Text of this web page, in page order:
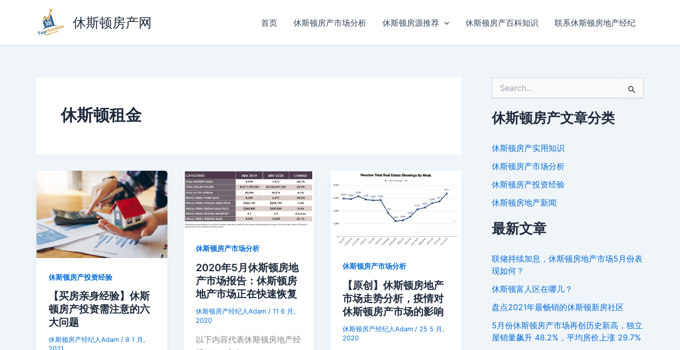
容
休斯顿房产网 首页 休斯顿房产市场分析 休斯顿房源推荐 休斯顿房产百科知识 联系休斯顿房地产经纪
休斯顿租金
休斯顿房产投资经验
【买房亲身经验】休斯
顿房产投资需注意的六
大问题
休斯顿房产经纪人Adam / 8 1 月,
休斯顿房产市场分析
2020年5月休斯顿房地
产市场报告：休斯顿房
地产市场正在快速恢复
休斯顿房产经纪人Adam / 11 6 月,
2020
以下内容代表休斯顿房地产经
休斯顿房产市场分析
【原创】休斯顿房地产
市场走势分析，疫情对
休斯顿房产市场的影响
休斯顿房产经纪人Adam/ 25 5 月,
2020
休斯顿房产文章分类
休斯顿房产实用知识
休斯顿房产市场分析
休斯顿房产投资经验
休斯顿房地产新闻
最新文章
联储持续加息，休斯顿房地产市场5月份表
现如何？
休斯顿富人区在哪儿？
盘点2021年最畅销的休斯顿新房社区
5月份休斯顿房产市场再创历史新高，独立
屋销量飙升 48.2%，平均房价上涨 29.7%